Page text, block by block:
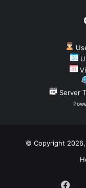
Server
© Copyright